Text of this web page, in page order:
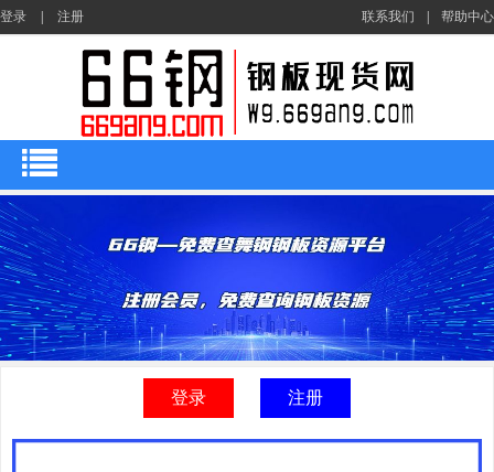
登录 注册 联系我们 帮助中心
登录 注册